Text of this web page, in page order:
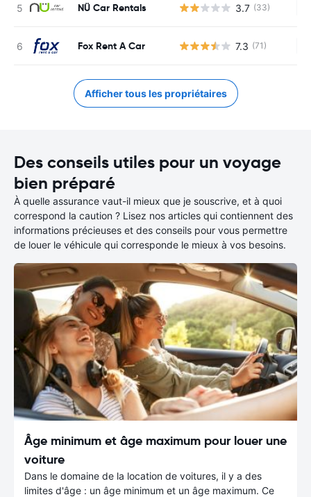
NÜ Car Rentals 3.7 (33)
Fox Rent A Car 7.3 (71)
Afficher tous les propriétaires
Des conseils utiles pour un voyage
bien préparé
À quelle assurance vaut-il mieux que je souscrive, et à quoi
correspond la caution ? Lisez nos articles qui contiennent des
informations précieuses et des conseils pour vous permettre
de louer le véhicule qui corresponde le mieux à vos besoins.
Âge minimum et âge maximum pour louer une
voiture
Dans le domaine de la location de voitures, il y a des
limites d'âge : un âge minimum et un âge maximum. Ce